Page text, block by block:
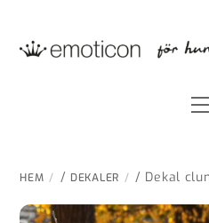
content
HEM / DEKALER / Dekal